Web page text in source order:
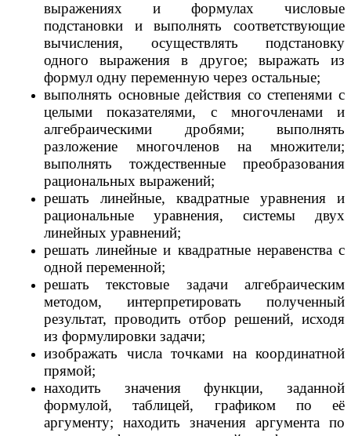
выражениях и формулах числовые
подстановки и выполнять соответствующие
вычисления, осуществлять подстановку
одного выражения в другое; выражать из
формул одну переменную через остальные;
выполнять основные действия со степенями с
целыми показателями, с многочленами и
алгебраическими дробями; выполнять
разложение многочленов на множители;
выполнять тождественные преобразования
рациональных выражений;
решать линейные, квадратные уравнения и
рациональные уравнения, системы двух
линейных уравнений;
решать линейные и квадратные неравенства с
одной переменной;
решать текстовые задачи алгебраическим
методом, интерпретировать полученный
результат, проводить отбор решений, исходя
из формулировки задачи;
изображать числа точками на координатной
прямой;
находить значения функции, заданной
формулой, таблицей, графиком по её
аргументу; находить значения аргумента по